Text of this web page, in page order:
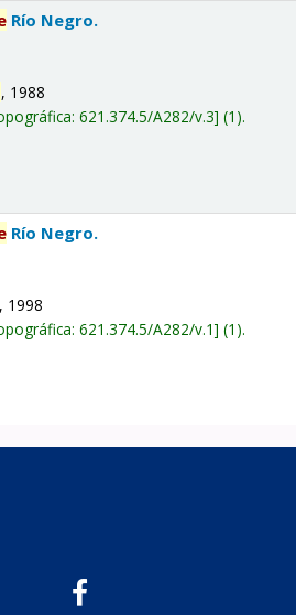
Río Negro.
, 1988
621.374.5/A282/v.3 (1).
Río Negro.
, 1998
621.374.5/A282/v.1 (1).